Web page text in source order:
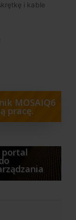
i kable
MOSAIQ6
pracę.
portal